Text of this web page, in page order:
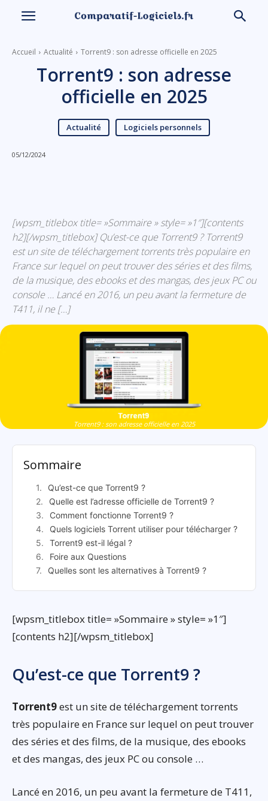
Accueil Actualité Torrent9 : son adresse officielle en 2025
Torrent9 : son adresse
officielle en 2025
Actualité Logiciels personnels
05/12/2024
[wpsm_titlebox title= »Sommaire » style= »1″][contents
h2][/wpsm_titlebox] Qu’est-ce que Torrent9 ? Torrent9
est un site de téléchargement torrents très populaire en
France sur lequel on peut trouver des séries et des films,
de la musique, des ebooks et des mangas, des jeux PC ou
console … Lancé en 2016, un peu avant la fermeture de
T411, il ne […]
Torrent9 : son adresse officielle en 2025
Sommaire
Qu’est-ce que Torrent9 ?
Quelle est l’adresse officielle de Torrent9 ?
Comment fonctionne Torrent9 ?
Quels logiciels Torrent utiliser pour télécharger ?
Torrent9 est-il légal ?
Foire aux Questions
Quelles sont les alternatives à Torrent9 ?
[wpsm_titlebox title= »Sommaire » style= »1″]
[contents h2][/wpsm_titlebox]
Qu’est-ce que Torrent9 ?
Torrent9est un site de téléchargement torrents
très populaire en France sur lequel on peut trouver
des séries et des films, de la musique, des ebooks
et des mangas, des jeux PC ou console …
Lancé en 2016, un peu avant la fermeture de T411,